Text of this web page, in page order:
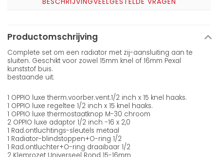
Productomschrijving
Complete set om een radiator met zij-aansluiting aan te
sluiten. Geschikt voor zowel 15mm knel of 16mm Pexal
kunststof buis.
bestaande uit:
1 OPPIO luxe therm.voorber.vent.1/2 inch x 15 knel haaks.
1 OPPIO luxe regeltee 1/2 inch x 15 knel haaks.
1 OPPIO luxe thermostaatknop M-30 chroom
2 OPPIO luxe adaptor 1/2 inch -16 x 2,0
1 Rad.ontluchtings-sleutels metaal
1 Radiator-blindstoppen+O-ring 1/2
1 Rad.ontluchter+O-ring draaibaar 1/2